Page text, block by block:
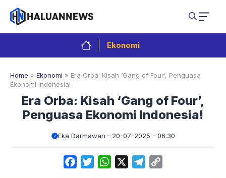
Langsung
isi
Ekonomi
Home » Ekonomi » Era Orba: Kisah ‘Gang of Four’, Penguasa
Ekonomi Indonesia!
Era Orba: Kisah ‘Gang of Four’,
Penguasa Ekonomi Indonesia!
Eka Darmawan 20-07-2025 - 06.30
FacebookTwitterWhatsApp Telegram